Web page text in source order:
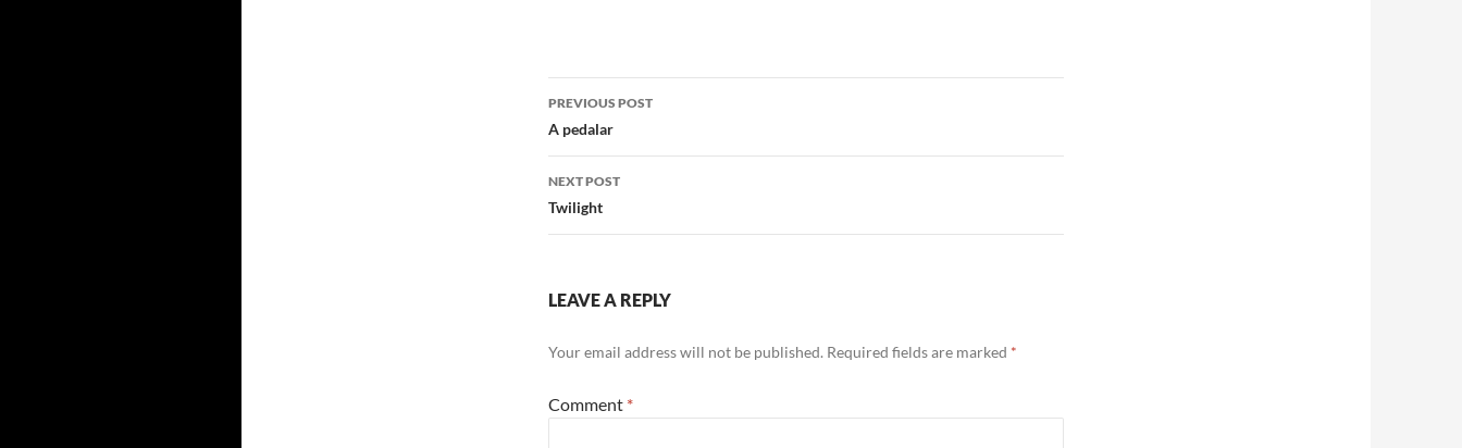
Post
navigation
PREVIOUS POST
A pedalar
NEXT POST
Twilight
LEAVE A REPLY
Your email address will not be published. Required fields are marked *
Comment *